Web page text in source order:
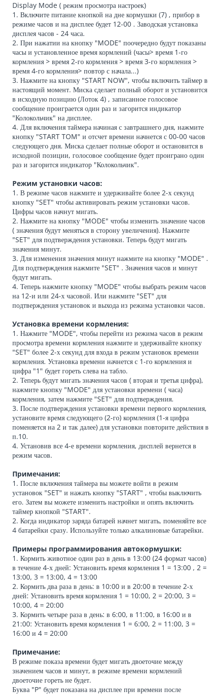
Display Mode ( режим просмотра настроек)
1. Включите питание кнопкой на дне кормушки (7) , прибор в
режиме часов и на дисплее будет 12-00 . Заводская установка
дисплея часов - 24 часа.
2. При нажатии на кнопку "MODE" поочередно будут показаны
часы и установленное время кормлений (часы> время 1-го
кормления > время 2-го кормления > время 3-го кормления >
время 4-го кормления> повтор с начала...)
3. Нажмите на кнопку "START NOW", чтобы включить таймер в
настоящий момент. Миска сделает полный оборот и установится
в исходную позицию (Лоток 4) , записанное голосовое
сообщение проиграется один раз и загорится индикатор
"Колокольчик" на дисплее.
4. Для включения таймера начиная с завтрашнего дня, нажмите
кнопку "START TOM" и отсчет времени начнется с 00-00 часов
следующего дня. Миска сделает полные оборот и остановится в
исходной позиции, голосовое сообщение будет проиграно один
раз и загорится индикатор "Колокольчик".
Режим установки часов:
1. В режиме часов нажмите и удерживайте более 2-х секунд
кнопку "SET" чтобы активировать режим установки часов.
Цифры часов начнут мигать.
2. Нажмите на кнопку "MODE" чтобы изменить значение часов
( значения будут меняться в сторону увеличения). Нажмите
"SET" для подтверждения установки. Теперь будут мигать
значения минут.
3. Для изменения значения минут нажмите на кнопку "MODE" .
Для подтверждения нажмите "SET" . Значения часов и минут
будут мигать.
4. Теперь нажмите кнопку "MODE" чтобы выбрать режим часов
на 12-и или 24-х часовой. Или нажмите "SET" для
подтверждения установок и выхода из режима установки часов.
Установка времени кормления:
1. Нажмите "MODE", чтобы перейти из режима часов в режим
просмотра времени кормления нажмите и удерживайте кнопку
"SET" более 2-х секунд для входа в режим установок времени
кормления. Установка времени начнется с 1-го кормления и
цифра "1" будет гореть слева на табло.
2. Теперь будут мигать значения часов ( вторая и третья цифра),
нажмите кнопку "MODE" для установки времени ( часа)
кормления, затем нажмите "SET" для подтверждения.
3. После подтверждения установки времени первого кормления,
установите время следующего (2-го) кормления (1-я цифра
поменяется на 2 и так далее) для установки повторите действия в
п.10.
4. Установив все 4-е времени кормления, дисплей вернется в
режим часов.
Примечания:
1. После включения таймера вы можете войти в режим
установок "SET" и нажать кнопку "START" , чтобы выключить
его. Затем вы можете изменить настройки и опять включить
таймер кнопкой "START".
2. Когда индикатор заряда батарей начнет мигать, поменяйте все
4 батарейки сразу. Используйте только алкалиновые батарейки.
Примеры программирования автокормушки:
1. Кормить животное один раз в день в 13:00 (24 формат часов)
в течение 4-х дней: Установить время кормления 1 = 13:00 , 2 =
13:00, 3 = 13:00, 4 = 13:00
2. Кормить два раза в день: в 10:00 и в 20:00 в течение 2-х
дней: Установить время кормления 1 = 10:00, 2 = 20:00, 3 =
10:00, 4 = 20:00
3. Кормить четыре раза в день: в 6:00, в 11:00, в 16:00 и в
21:00: Установить время кормления 1 = 6:00, 2 = 11:00, 3 =
16:00 и 4 = 20:00
Примечание:
В режиме показа времени будет мигать двоеточие между
значением часов и минут, в режиме времени кормлений
двоеточие гореть не будет.
Буква "P" будет показана на дисплее при времени после